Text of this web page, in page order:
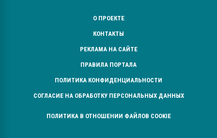
О ПРОЕКТЕ
КОНТАКТЫ
РЕКЛАМА НА САЙТЕ
ПРАВИЛА ПОРТАЛА
ПОЛИТИКА КОНФИДЕНЦИАЛЬНОСТИ
СОГЛАСИЕ НА ОБРАБОТКУ ПЕРСОНАЛЬНЫХ ДАННЫХ
ПОЛИТИКА В ОТНОШЕНИИ ФАЙЛОВ COOKIE